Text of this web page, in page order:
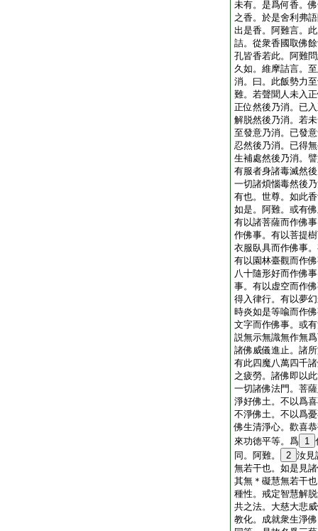
未有。是爲何香。
之香。於是舍利弗
出是香。阿難言。
詰。從衆香國取佛
孔皆香若此。阿難
久如。維摩詰言。
消。曰。此飯勢力
難。若聲聞人未入
正位然後乃消。已
解脱然後乃消。若
至發意乃消。已發
忍然後乃消。已得
生補處然後乃消。
有服者身諸毒滅然
一切諸煩惱毒然後
有也。世尊。如此
如是。阿難。或有
有以諸菩薩而作佛
作佛事。有以菩提
衣服臥具而作佛事
有以園林臺觀而作
八十隨形好而作佛
事。有以虚空而作
得入律行。有以夢
時炎如是等喩而作
文字而作佛事。或
説無示無識無作無
諸佛威儀進止。諸
有此四魔八萬四千
之疲勞。諸佛即以
一切諸佛法門。菩
淨好佛土。不以爲
不淨佛土。不以爲
佛生清淨心。歡喜
來功徳平等。爲 1
同。阿難。
2 汝見
無若干也。如是見
其無＊礙慧無若干
種性。戒定智慧解
共之法。大慈大悲
教化。成就衆生淨